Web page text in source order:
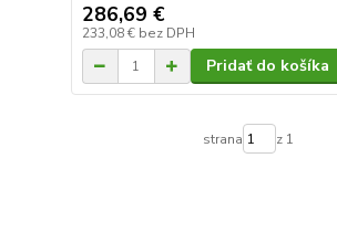
286,69 €
233,08 € bez DPH
Pridať do košíka
strana z 1